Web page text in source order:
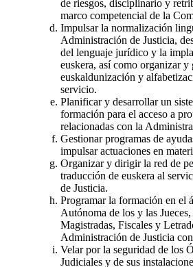
de riesgos, disciplinario y
marco competencial de la
Impulsar la normalización
Administración de Justicia,
del lenguaje jurídico y la
euskera, así como organizar y
euskaldunización y
servicio.
Planificar y desarrollar un
formación para el acceso a
relacionadas con la
Gestionar programas de
impulsar actuaciones en
Organizar y dirigir la red de
traducción de euskera al
de Justicia.
Programar la formación en el
Autónoma de los y las
Magistradas, Fiscales y
Administración de Justicia
Velar por la seguridad de los
Judiciales y de sus